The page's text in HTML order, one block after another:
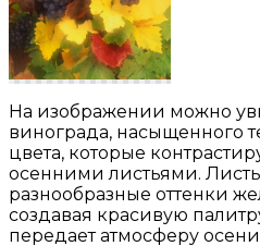
На изображении можно
винограда, насыщенного
цвета, которые
осенними листьями.
разнообразные оттенки
создавая красивую
передает атмосферу